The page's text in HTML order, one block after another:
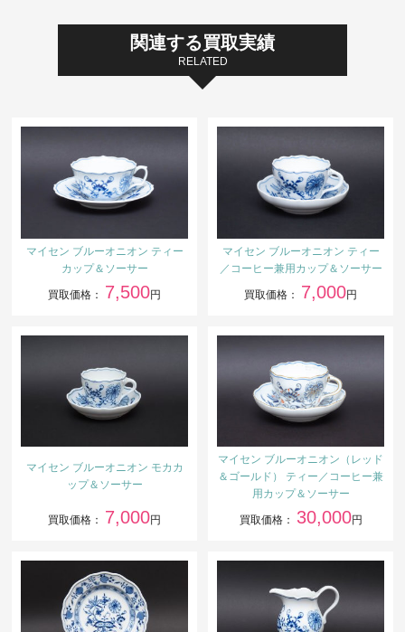
関連する買取実績
RELATED
マイセン ブルーオニオン ティー
カップ＆ソーサー
買取価格： 7,500円
マイセン ブルーオニオン ティー
／コーヒー兼用カップ＆ソーサー
買取価格： 7,000円
マイセン ブルーオニオン モカカ
ップ＆ソーサー
買取価格： 7,000円
マイセン ブルーオニオン（レッド
＆ゴールド） ティー／コーヒー兼
用カップ＆ソーサー
買取価格： 30,000円